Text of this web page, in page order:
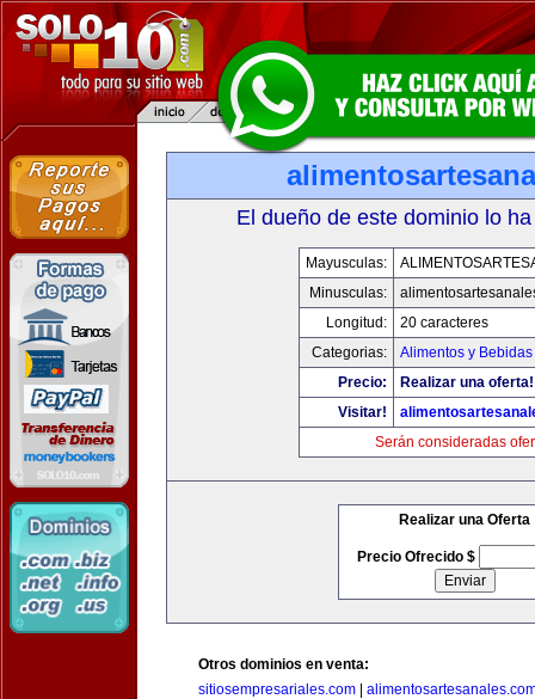
El dueño de este dominio lo
Mayusculas:
Minusculas:
Longitud:
20 caracteres
Categorias:
Alimentos y Bebidas
Precio:
Realizar una oferta!
Visitar!
Serán consideradas
Realizar una Oferta
Precio Ofrecido $
Otros dominios en venta:
sitiosempresariales.com